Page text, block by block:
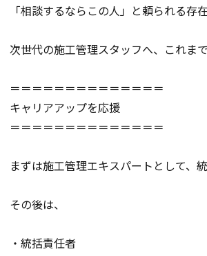
「相談するならこの人」と頼られる存
次世代の施工管理スタッフへ、これま
＝＝＝＝＝＝＝＝＝＝＝＝＝＝
キャリアアップを応援
＝＝＝＝＝＝＝＝＝＝＝＝＝＝
まずは施工管理エキスパートとして、
その後は、
・統括責任者